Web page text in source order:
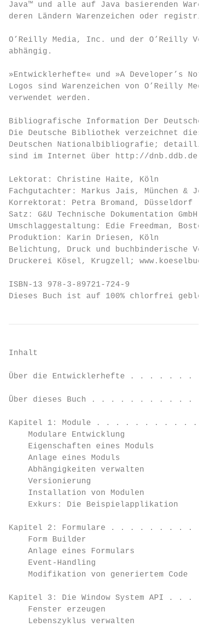
Java™ und alle auf Java basierenden
deren Ländern Warenzeichen oder
O’Reilly Media, Inc. und der O’Reilly
abhängig.
»Entwicklerhefte« und »A Developer’s
Logos sind Warenzeichen von O’Reilly
verwendet werden.
Bibliografische Information Der Deutschen
Die Deutsche Bibliothek verzeichnet diese
Deutschen Nationalbibliografie;
sind im Internet über http://dnb.ddb.de
Lektorat: Christine Haite, Köln
Fachgutachter: Markus Jais, München & Jens
Korrektorat: Petra Bromand, Düsseldorf
Satz: G&U Technische Dokumentation GmbH,
Umschlaggestaltung: Edie Freedman, Boston
Produktion: Karin Driesen, Köln
Belichtung, Druck und buchbinderische
Druckerei Kösel, Krugzell;
ISBN-13 978-3-89721-724-9
Dieses Buch ist auf 100% chlorfrei
Inhalt
Über die Entwicklerhefte . . . . .
Über dieses Buch . . . . . . . . . .
Kapitel 1: Module . . . . . . . . . .
Modulare Entwicklung
Eigenschaften eines Moduls
Anlage eines Moduls
Abhängigkeiten verwalten
Versionierung
Installation von Modulen
Exkurs: Die Beispielapplikation
Kapitel 2: Formulare . . . . . . . .
Form Builder
Anlage eines Formulars
Event-Handling
Modifikation von generiertem Code
Kapitel 3: Die Window System API .
Fenster erzeugen
Lebenszyklus verwalten